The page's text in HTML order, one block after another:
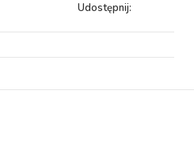
Udostępnij: